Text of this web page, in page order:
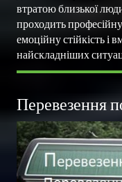
втратою близької
проходить
емоційну стійкість і
Перевезення